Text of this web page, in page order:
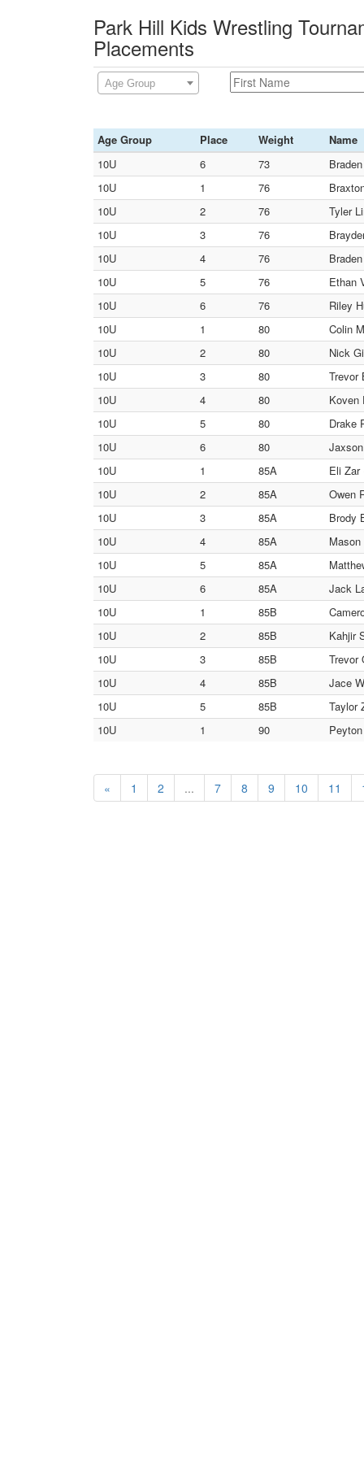
Park Hill Kids Wrestling
Placements
Age Group
Age Group Place Weight
Name
10U
6 73
10U
1 76
10U
2 76
Tyler
10U
3 76
10U
4 76
10U
5 76
Ethan
10U
6 76
Riley
10U
1 80
Colin
10U
2 80
Nick
10U
3 80
Trevor
10U
4 80
Koven
10U
5 80
Drake
10U
6 80
10U
1 85A
Eli Zar
10U
2 85A
Owen
10U
3 85A
Brody
10U
4 85A
10U
5 85A
10U
6 85A
Jack
10U
1 85B
10U
2 85B
Kahjir
10U
3 85B
Trevor
10U
4 85B
Jace
10U
5 85B
Taylor
10U
1 90
« 1 2 ... 7 8 9 10 11